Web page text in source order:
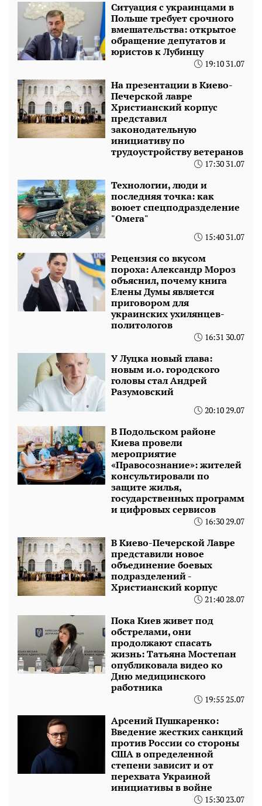
Ситуация с украинцами в
Польше требует срочного
вмешательства: открытое
обращение депутатов и
юристов к Лубинцу
19:10 31.07
На презентации в Киево-
Печерской лавре
Христианский корпус
представил
законодательную
инициативу по
трудоустройству ветеранов
17:30 31.07
Технологии, люди и
последняя точка: как
воюет спецподразделение
"Омега"
15:40 31.07
Рецензия со вкусом
пороха: Александр Мороз
объяснил, почему книга
Елены Думы является
приговором для
украинских ухилянцев-
политологов
16:31 30.07
У Луцка новый глава:
новым и.о. городского
головы стал Андрей
Разумовский
20:10 29.07
В Подольском районе
Киева провели
мероприятие
«Правосознание»: жителей
консультировали по
защите жилья,
государственных программ
и цифровых сервисов
16:30 29.07
В Киево-Печерской Лавре
представили новое
объединение боевых
подразделений -
Христианский корпус
21:40 28.07
Пока Киев живет под
обстрелами, они
продолжают спасать
жизнь: Татьяна Мостепан
опубликовала видео ко
Дню медицинского
работника
19:55 25.07
Арсений Пушкаренко:
Введение жестких санкций
против России со стороны
США в определенной
степени зависит и от
перехвата Украиной
инициативы в войне
15:30 23.07